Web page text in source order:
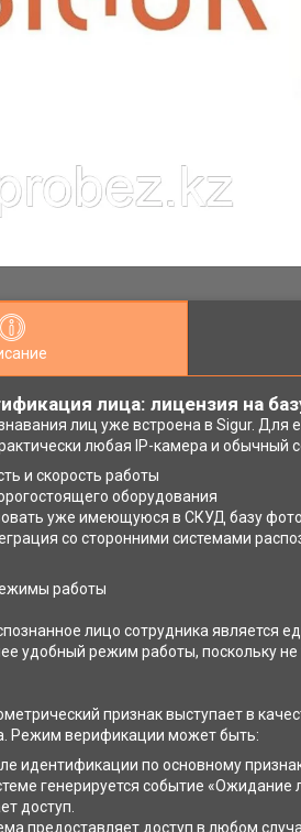
лица: лицензия на
лиц уже встроена в Sigur. Для
любая IP-камера и обычный
и скорость работы
оборудования
уже имеющуюся в СКУД базу
со сторонними системами
работы
лицо сотрудника является
удобный режим работы, поскольку не
признак выступает в
Режим верификации может быть:
идентификации по основному
генерируется событие «Ожидание
доступ.
предоставляет доступ в любом